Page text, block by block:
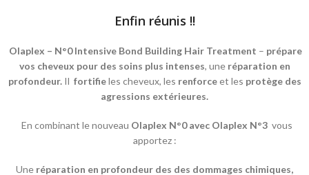
Enfin réunis !!
Olaplex – N°0 Intensive Bond Building Hair Treatment – prépare
vos cheveux pour des soins plus intenses, une réparation en
profondeur.Il fortifieles cheveux, les renforceet les protège des
agressions extérieures.
En combinant le nouveau Olaplex N°0 avec Olaplex N°3vous
apportez :
Une réparation en profondeur des des dommages chimiques,